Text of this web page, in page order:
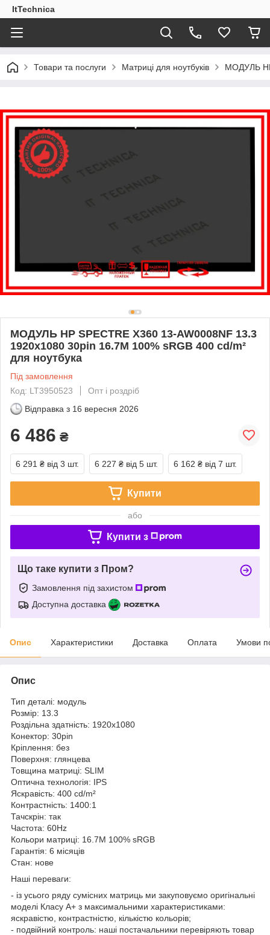
ItTechnica
Товари та послуги Матриці для ноутбуків МОДУЛЬ
МОДУЛЬ HP SPECTRE X360 13-AW0008NF 13.3
1920x1080 30pin 16.7M 100% sRGB 400 cd/m²
для ноутбука
Під замовлення
Код: LT3950523
Опт і роздріб
Відправка з 16 вересня 2026
6 486 ₴
6 291 ₴ від 3 шт. 6 227 ₴ від 5 шт. 6 162 ₴ від 7 шт.
Купити
або
Купити з
Що таке купити з Пром?
Замовлення під захистом
Доступна доставка
Опис Характеристики Доставка Оплата Умови
Опис
Тип деталі: модуль
Розмір: 13.3
Роздільна здатність: 1920x1080
Конектор: 30pin
Кріплення: без
Поверхня: глянцева
Товщина матриці: SLIM
Оптична технологія: IPS
Яскравість: 400 cd/m²
Контрастність: 1400:1
Тачскрін: так
Частота: 60Hz
Кольори матриці: 16.7M 100% sRGB
Гарантія: 6 місяців
Стан: нове
Наші переваги:
- із усього ряду сумісних матриць ми закуповуємо оригінальні
моделі Класу А+ з максимальними характеристиками:
яскравістю, контрастністю, кількістю кольорів;
- подвійний контроль: наші постачальники перевіряють товар